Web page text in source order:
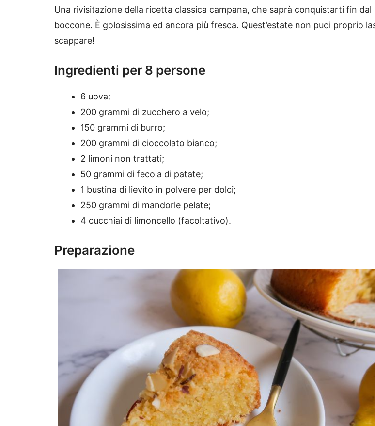
Una rivisitazione della ricetta classica campana, che saprà conquistarti fin dal
boccone. È golosissima ed ancora più fresca. Quest’estate non puoi proprio
scappare!
Ingredienti per 8 persone
6 uova;
200 grammi di zucchero a velo;
150 grammi di burro;
200 grammi di cioccolato bianco;
2 limoni non trattati;
50 grammi di fecola di patate;
1 bustina di lievito in polvere per dolci;
250 grammi di mandorle pelate;
4 cucchiai di limoncello (facoltativo).
Preparazione